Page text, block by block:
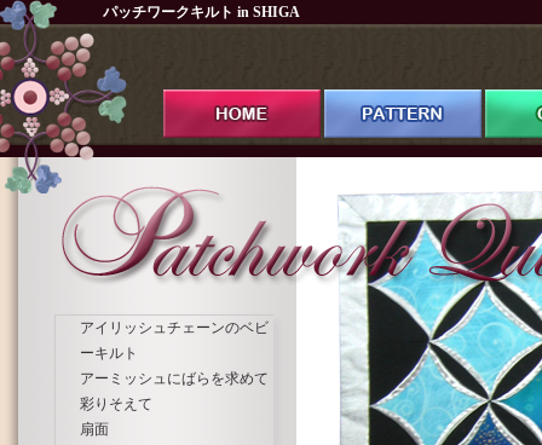
パッチワークキルト in SHIGA
アイリッシュチェーンのベビ
ーキルト
アーミッシュにばらを求めて
彩りそえて
扇面